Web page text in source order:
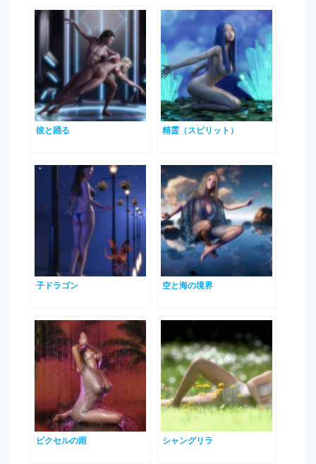
彼と踊る 精霊（スピリット）
子ドラゴン 空と海の境界
ピクセルの雨 シャングリラ